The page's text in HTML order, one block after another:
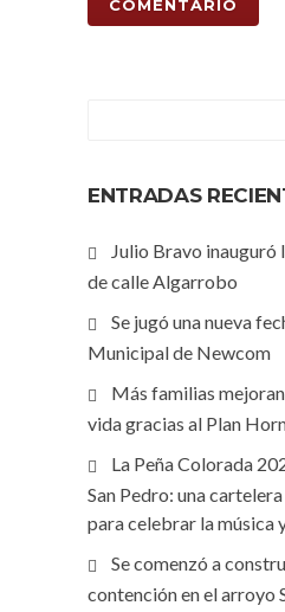
ENTRADAS
Julio Bravo inauguró
de calle Algarrobo
Se jugó una nueva
Municipal de Newcom
Más familias
vida gracias al Plan
La Peña Colorada
San Pedro: una
para celebrar la música
Se comenzó a
contención en el arroyo